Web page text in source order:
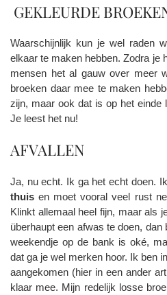
GEKLEURDE
Waarschijnlijk kun je wel raden
elkaar te maken hebben. Zodra je
mensen het al gauw over meer
broeken daar mee te maken
zijn, maar ook dat is op het einde
Je leest het nu!
AFVALLEN
Ja, nu echt. Ik ga het echt doen.
thuis en moet vooral veel rust
Klinkt allemaal heel fijn, maar als
überhaupt een afwas te doen,
weekendje op de bank is oké,
dat ga je wel merken hoor. Ik ben
aangekomen (hier in een ander
klaar mee. Mijn redelijk losse